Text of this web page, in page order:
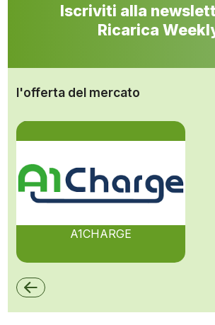
Iscriviti alla
Ricarica
l'offerta del mercato
A1CHARGE